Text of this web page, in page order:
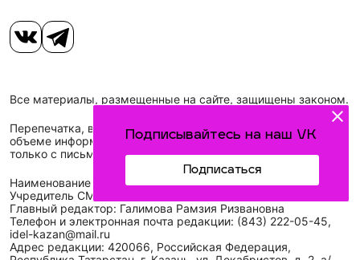
Подписывайтесь на наш VK
Подписаться
Все материалы, размещенные на сайте, защищены законом.
Перепечатка, воспроизведение и распространение в любом
объеме информации, размещенной на сайте, возможна
только с письменного согласия редакций СМИ.
Наименование сетевого издания: Идел-Идель
Учредитель СМИ: АО «ТАТМЕДИА»
Главный редактор: Галимова Рамзия Ризвановна
Телефон и электронная почта редакции: (843) 222-05-45,
idel-kazan@mail.ru
Адрес редакции: 420066, Российская Федерация,